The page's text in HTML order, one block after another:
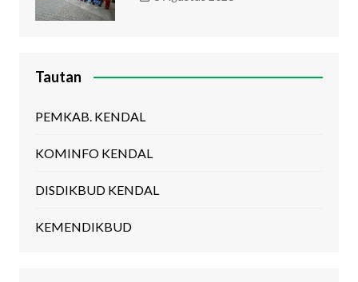
Tautan
PEMKAB. KENDAL
KOMINFO KENDAL
DISDIKBUD KENDAL
KEMENDIKBUD